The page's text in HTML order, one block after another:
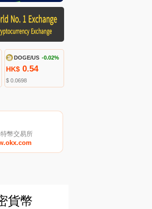
DOGE/US -0.02%
HK$ 0.54
$ 0.0698
幣交易所
貨幣